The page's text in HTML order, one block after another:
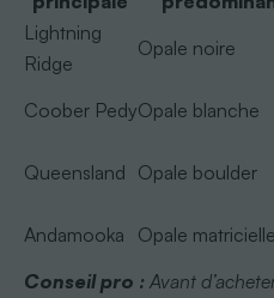
Lightning
Ridge
Opale noire
Coober PedyOpale blanche
Queensland Opale boulder
Andamooka
Opale matricielle
Conseil pro : Avant